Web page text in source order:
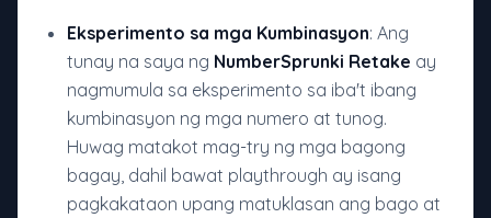
Eksperimento sa mga Kumbinasyon: Ang
tunay na saya ng NumberSprunki Retake ay
nagmumula sa eksperimento sa iba't ibang
kumbinasyon ng mga numero at tunog.
Huwag matakot mag-try ng mga bagong
bagay, dahil bawat playthrough ay isang
pagkakataon upang matuklasan ang bago at